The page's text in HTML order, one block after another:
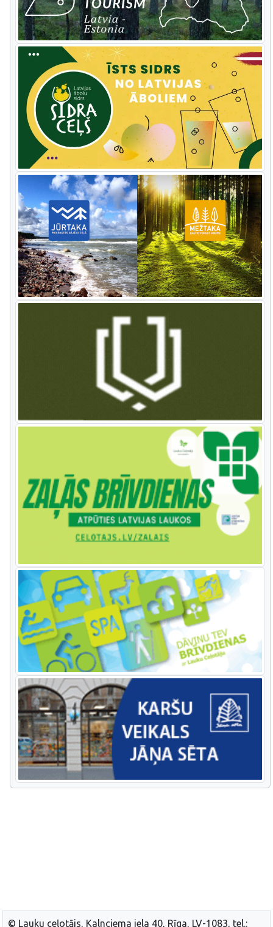
© Lauku ceļotājs, Kalnciema iela 40, Rīga, LV-1083, tel.: